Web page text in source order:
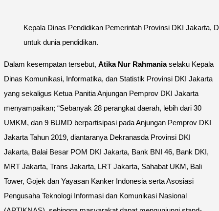
Kepala Dinas Pendidikan Pemerintah Provinsi DKI Jakarta,
untuk dunia pendidikan.
Dalam kesempatan tersebut, Atika Nur Rahmaniaselaku Kepala
Dinas Komunikasi, Informatika, dan Statistik Provinsi DKI Jakarta
yang sekaligus Ketua Panitia Anjungan Pemprov DKI Jakarta
menyampaikan; “Sebanyak 28 perangkat daerah, lebih dari 30
UMKM, dan 9 BUMD berpartisipasi pada Anjungan Pemprov DKI
Jakarta Tahun 2019, diantaranya Dekranasda Provinsi DKI
Jakarta, Balai Besar POM DKI Jakarta, Bank BNI 46, Bank DKI,
MRT Jakarta, Trans Jakarta, LRT Jakarta, Sahabat UKM, Bali
Tower, Gojek dan Yayasan Kanker Indonesia serta Asosiasi
Pengusaha Teknologi Informasi dan Komunikasi Nasional